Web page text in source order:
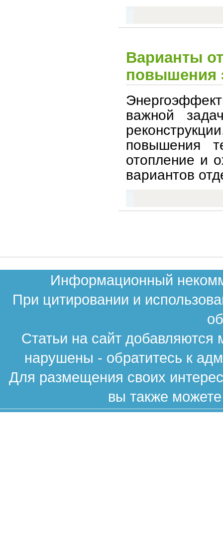
Варианты
повышения
важной
повышения
отопление и
вариантов
Информационный
При цитировании и
Статьи на сайт
нарушены - обратитесь к
Для размещения своих
вы также